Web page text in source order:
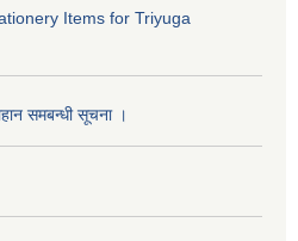
Items for Triyuga
समबन्धी सूचना ।